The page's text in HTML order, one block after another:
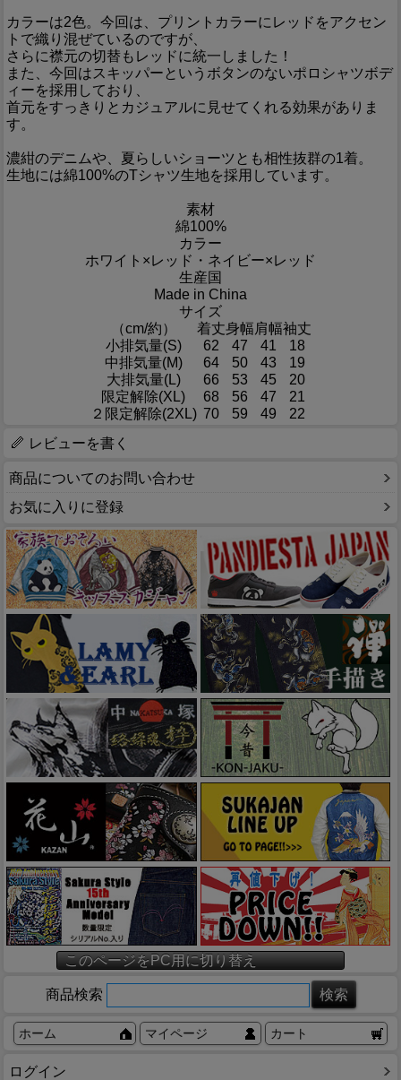
カラーは2色。今回は、プリントカラーにレッドをアクセン
トで織り混ぜているのですが、
さらに襟元の切替もレッドに統一しました！
また、今回はスキッパーというボタンのないポロシャツボデ
ィーを採用しており、
首元をすっきりとカジュアルに見せてくれる効果がありま
す。
濃紺のデニムや、夏らしいショーツとも相性抜群の1着。
生地には綿100%のTシャツ生地を採用しています。
素材
綿100%
カラー
ホワイト×レッド・ネイビー×レッド
生産国
Made in China
サイズ
（cm/約）
着丈身幅肩幅袖丈
小排気量(S)
62 47 41
18
中排気量(M)
64 50 43
19
大排気量(L)
66 53 45
20
限定解除(XL)
68 56 47
21
２限定解除(2XL) 70 59 49
22
レビューを書く
商品についてのお問い合わせ
お気に入りに登録
このページをPC用に切り替え
商品検索
ホーム マイページ カート
ログイン